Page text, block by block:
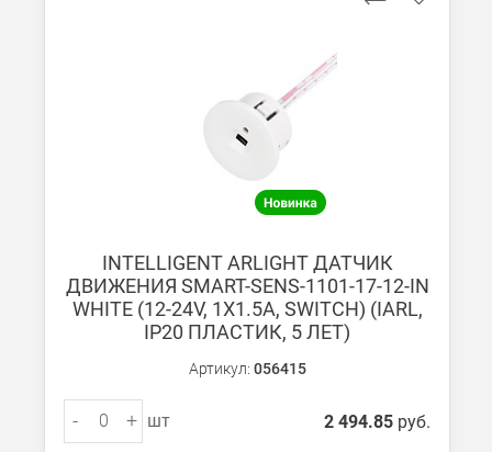
При заказе менее 7000 руб. стоимость доставки 750 руб. +
БЕСПЛАТНАЯ доставка при сумме заказа от 7000 руб.
При заказе менее 7000 руб. стоимость доставки
Мы можем доставить ваши заказы сервисом компании
Транспортные компании
Мы можем отправить ваш заказ транспортной компанией в
Доставка до ТК от 7000 руб. БЕСПЛАТНО.
INTELLIGENT ARLIGHT ДАТЧИК
ДВИЖЕНИЯ SMART-SENS-1101-17-12-IN
WHITE (12-24V, 1X1.5A, SWITCH) (IARL,
IP20 ПЛАСТИК, 5 ЛЕТ)
Артикул: 056415
- + шт 2 494.85 руб.